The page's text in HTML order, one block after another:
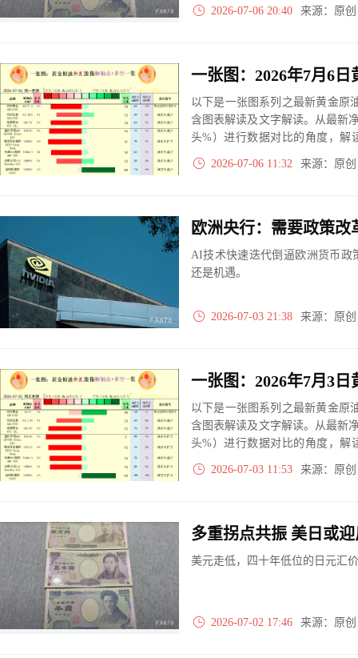
2026-07-06 20:40 来源：原
以下是一张图系列之最新黄金原
含图表解读及文字解读。从最新
头%）进行数据对比的角度，解
大、净多头减小、净空头无变
实际数据对比结果对应展示其中
2026-07-06 11:32 来源：原
欧洲央行：需要政策
AI技术快速迭代倒逼欧洲货币政
还是机遇。
2026-07-03 21:38 来源：原
以下是一张图系列之最新黄金原
含图表解读及文字解读。从最新
头%）进行数据对比的角度，解
大、净多头减小、净空头无变
实际数据对比结果对应展示其中
2026-07-03 11:53 来源：原
多重拐点共振 美日或
美元走低，四十年低位的日元汇
2026-07-02 17:46 来源：原